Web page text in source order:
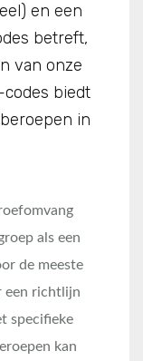
en een
betreft,
van onze
codes biedt
in
als een
de meeste
een richtlijn
specifieke
kan